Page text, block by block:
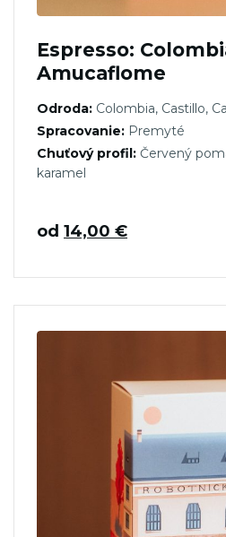
Espresso:
Amucaflome
Odroda: Colombia, Castillo,
Spracovanie: Premyté
Chuťový profil: Červený
karamel
od 14,00 €